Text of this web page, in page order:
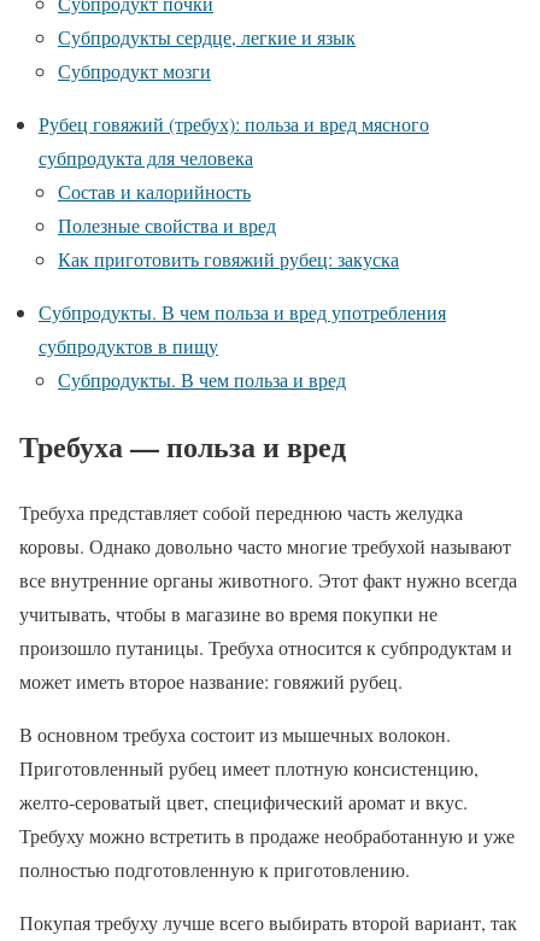
Субпродукты сердце, легкие и язык
Субпродукт мозги
Рубец говяжий (требух): польза и вред мясного
субпродукта для человека
Состав и калорийность
Полезные свойства и вред
Как приготовить говяжий рубец: закуска
Субпродукты. В чем польза и вред употребления
субпродуктов в пищу
Субпродукты. В чем польза и вред
Требуха — польза и вред
Требуха представляет собой переднюю часть желудка
коровы. Однако довольно часто многие требухой называют
все внутренние органы животного. Этот факт нужно всегда
учитывать, чтобы в магазине во время покупки не
произошло путаницы. Требуха относится к субпродуктам и
может иметь второе название: говяжий рубец.
В основном требуха состоит из мышечных волокон.
Приготовленный рубец имеет плотную консистенцию,
желто-сероватый цвет, специфический аромат и вкус.
Требуху можно встретить в продаже необработанную и уже
полностью подготовленную к приготовлению.
Покупая требуху лучше всего выбирать второй вариант, так